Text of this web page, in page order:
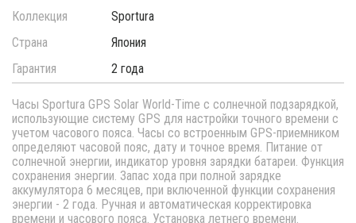
Коллекция
Sportura
Страна
Япония
Гарантия
2 года
Часы Sportura GPS Solar World-Time с солнечной подзарядкой,
использующие систему GPS для настройки точного времени с
учетом часового пояса. Часы со встроенным GPS-приемником
определяют часовой пояс, дату и точное время. Питание от
солнечной энергии, индикатор уровня зарядки батареи. Функция
сохранения энергии. Запас хода при полной зарядке
аккумулятора 6 месяцев, при включенной функции сохранения
энергии - 2 года. Ручная и автоматическая корректировка
времени и часового пояса. Установка летнего времени.